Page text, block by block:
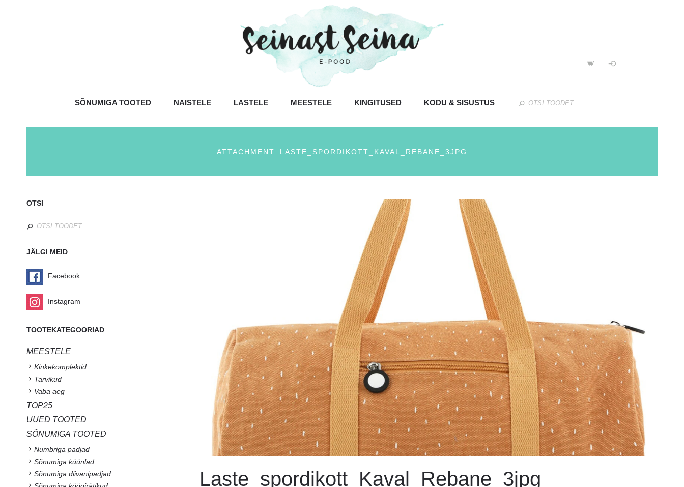
SÕNUMIGA TOOTED NAISTELE LASTELE MEESTELE KINGITUSED KODU & SISUSTUS
ATTACHMENT: LASTE_SPORDIKOTT_KAVAL_REBANE_3JPG
Laste_spordikott_Kaval_Rebane_3jpg
OTSI
JÄLGI MEID
Facebook
Instagram
TOOTEKATEGOORIAD
MEESTELE
Kinkekomplektid
Tarvikud
Vaba aeg
TOP25
UUED TOOTED
SÕNUMIGA TOOTED
Numbriga padjad
Sõnumiga küünlad
Sõnumiga diivanipadjad